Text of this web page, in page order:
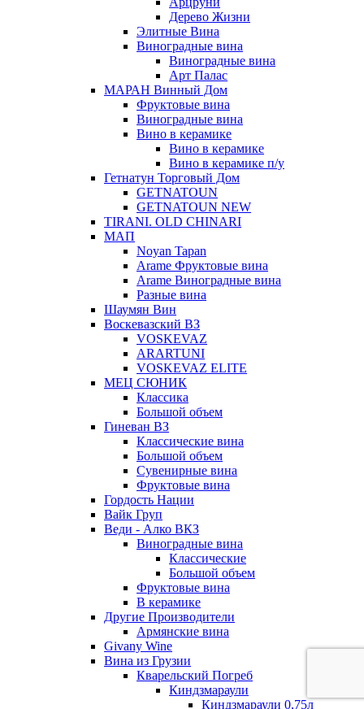
Дерево Жизни
Элитные Вина
Виноградные вина
Виноградные вина
Арт Палас
МАРАН Винный Дом
Фруктовые вина
Виноградные вина
Вино в керамике
Вино в керамике
Вино в керамике п/у
Гетнатун Торговый Дом
GETNATOUN
GETNATOUN NEW
TIRANI. OLD CHINARI
МАП
Noyan Tapan
Arame Фруктовые вина
Arame Виноградные вина
Разные вина
Шаумян Вин
Воскевазский ВЗ
VOSKEVAZ
ARARTUNI
VOSKEVAZ ELITE
МЕЦ СЮНИК
Классика
Большой объем
Гиневан ВЗ
Классические вина
Большой объем
Сувенирные вина
Фруктовые вина
Гордость Нации
Вайк Груп
Веди - Алко ВКЗ
Виноградные вина
Классические
Большой объем
Фруктовые вина
В керамике
Другие Производители
Армянские вина
Givany Wine
Вина из Грузии
Кварельский Погреб
Киндзмараули
Киндзмараули 0,75л